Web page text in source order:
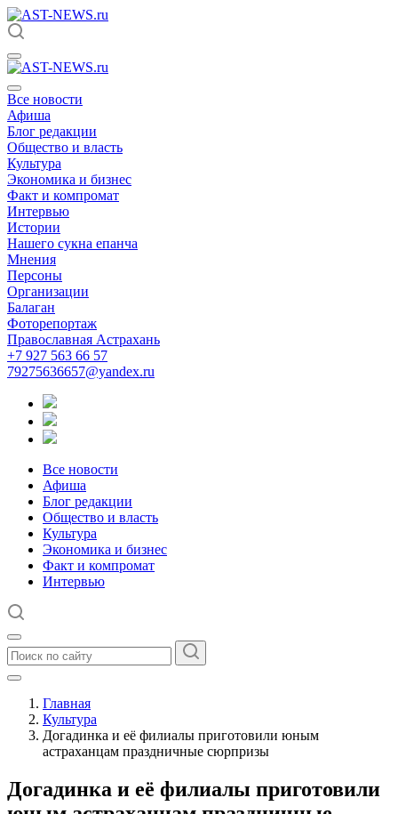
Все новости
Афиша
Блог редакции
Общество и власть
Культура
Экономика и бизнес
Факт и компромат
Интервью
Истории
Нашего сукна епанча
Мнения
Персоны
Организации
Балаган
Фоторепортаж
Православная Астрахань
+7 927 563 66 57
79275636657@yandex.ru
Все новости
Афиша
Блог редакции
Общество и власть
Культура
Экономика и бизнес
Факт и компромат
Интервью
Главная
Культура
Догадинка и её филиалы приготовили юным
астраханцам праздничные сюрпризы
Догадинка и её филиалы приготовили